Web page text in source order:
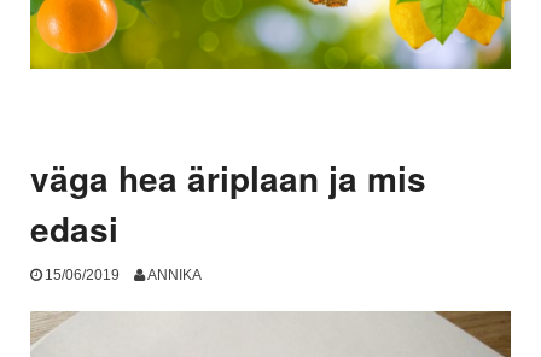
väga hea äriplaan ja mis
edasi
15/06/2019 ANNIKA